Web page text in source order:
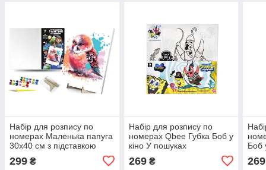
Набір для розпису по
номерах Маленька папуга
30х40 см з підставкою
299 ₴
Набір для розпису по
номерах Qbee Губка Боб у
кіно У пошуках
Квадратних Штанів 30х30
см
269₴
Боб
269